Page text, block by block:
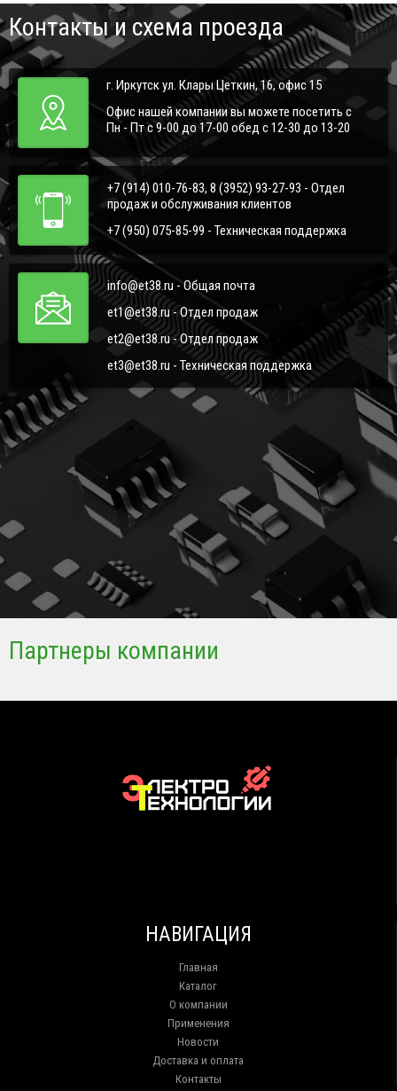
Контакты и схема проезда
г. Иркутск ул. Клары Цеткин, 16, офис 15
Офис нашей компании вы можете посетить с
Пн - Пт с 9-00 до 17-00 обед с 12-30 до 13-20
+7 (914) 010-76-83, 8 (3952) 93-27-93 - Отдел
продаж и обслуживания клиентов
+7 (950) 075-85-99 - Техническая поддержка
info@et38.ru - Общая почта
et1@et38.ru - Отдел продаж
et2@et38.ru - Отдел продаж
et3@et38.ru - Техническая поддержка
Партнеры компании
НАВИГАЦИЯ
Главная
Каталог
О компании
Применения
Новости
Доставка и оплата
Контакты